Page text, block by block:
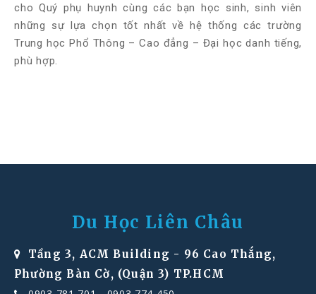
cho Quý phụ huynh cùng các bạn học sinh, sinh viên
những sự lựa chọn tốt nhất về hệ thống các trường
Trung học Phổ Thông – Cao đẳng – Đại học danh tiếng,
phù hợp.
Du Học Liên Châu
Tầng 3, ACM Building - 96 Cao Thắng,
Phường Bàn Cờ, (Quận 3) TP.HCM